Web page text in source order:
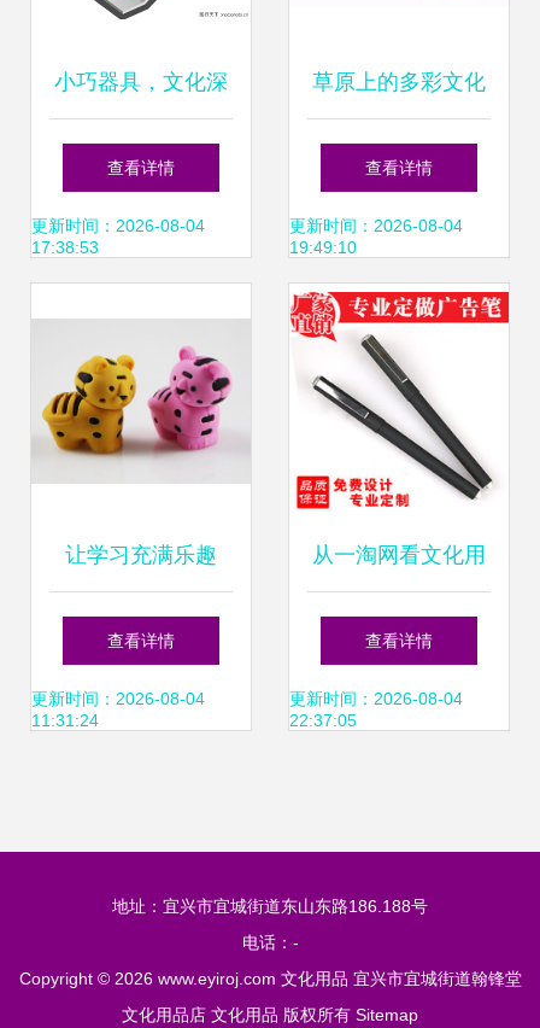
小巧器具，文化深
蕴——探秘1326元
茶壶的零售世界
查看详情
更新时间：2026-08-04
17:38:53
草原上的多彩文化
勒勒车上的诗意生
活
查看详情
更新时间：2026-08-04
19:49:10
让学习充满乐趣
XDDA9鑫都老虎造
型趣味橡皮擦的全
查看详情
更新时间：2026-08-04
11:31:24
从一淘网看文化用
品新趋势 中性笔定
制与茶具零售的价
查看详情
更新时间：2026-08-04
22:37:05
地址：宜兴市宜城街道东山东路186.188号
电话：-
Copyright © 2026 www.eyiroj.com 文化用品 宜兴市宜城街道翰锋堂
文化用品店 文化用品 版权所有 Sitemap